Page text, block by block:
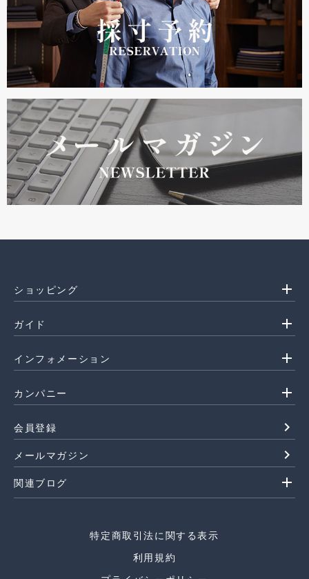
ショッピング add
ガイド add
インフォメーション add
カンパニー add
会員登録 navigate_next
メールマガジン navigate_next
関連ブログ add
特定商取引法に関する表示
利用規約